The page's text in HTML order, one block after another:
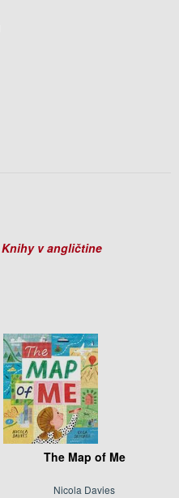
Knihy v angličtine
The Map of Me
Nicola Davies